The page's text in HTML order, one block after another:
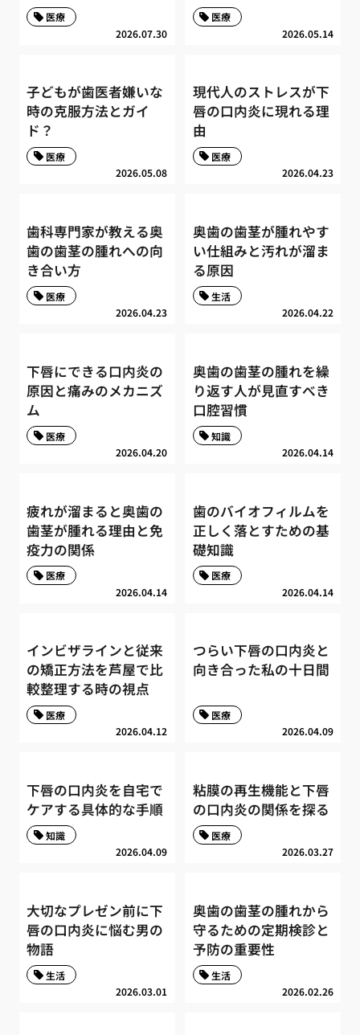
2026.07.30
医療
2026.05.14
医療
子どもが歯医者嫌いな
時の克服方法とガイ
ド？
2026.05.08
医療
現代人のストレスが下
唇の口内炎に現れる理
由
2026.04.23
医療
歯科専門家が教える奥
歯の歯茎の腫れへの向
き合い方
2026.04.23
医療
奥歯の歯茎が腫れやす
い仕組みと汚れが溜ま
る原因
2026.04.22
生活
下唇にできる口内炎の
原因と痛みのメカニズ
ム
2026.04.20
医療
奥歯の歯茎の腫れを繰
り返す人が見直すべき
口腔習慣
2026.04.14
知識
疲れが溜まると奥歯の
歯茎が腫れる理由と免
疫力の関係
2026.04.14
医療
歯のバイオフィルムを
正しく落とすための基
礎知識
2026.04.14
医療
インビザラインと従来
の矯正方法を芦屋で比
較整理する時の視点
2026.04.12
医療
つらい下唇の口内炎と
向き合った私の十日間
2026.04.09
医療
下唇の口内炎を自宅で
ケアする具体的な手順
2026.04.09
知識
粘膜の再生機能と下唇
の口内炎の関係を探る
2026.03.27
医療
大切なプレゼン前に下
唇の口内炎に悩む男の
物語
2026.03.01
生活
奥歯の歯茎の腫れから
守るための定期検診と
予防の重要性
2026.02.26
生活